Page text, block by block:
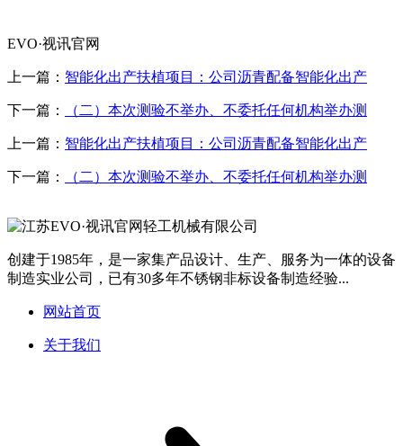
EVO·视讯官网
上一篇： 智能化出产扶植项目：公司沥青配备智能化出产
下一篇： （二）本次测验不举办、不委托任何机构举办测
上一篇： 智能化出产扶植项目：公司沥青配备智能化出产
下一篇： （二）本次测验不举办、不委托任何机构举办测
创建于1985年，是一家集产品设计、生产、服务为一体的设备
制造实业公司，已有30多年不锈钢非标设备制造经验...
网站首页
关于我们